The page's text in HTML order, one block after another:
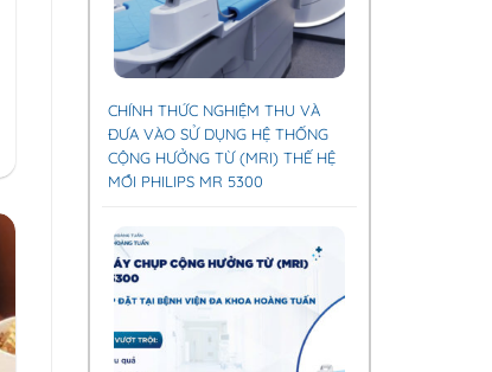
CHÍNH THỨC NGHIỆM THU VÀ
ĐƯA VÀO SỬ DỤNG HỆ THỐNG
CỘNG HƯỞNG TỪ (MRI) THẾ HỆ
MỚI PHILIPS MR 5300